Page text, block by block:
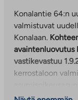
Konalantie 64:n
valmistuvat
Konalaan.
avaintenluovutus
vastikevastuu
kerrostaloon